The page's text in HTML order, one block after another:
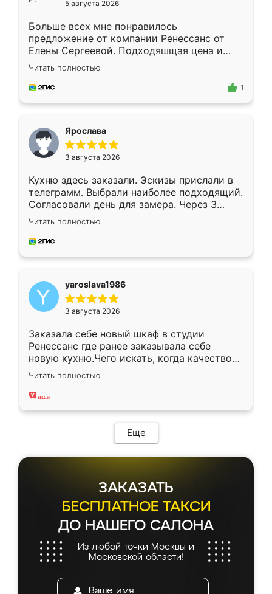
5 августа 2026
Больше всех мне понравилось
предложение от компании Ренессанс от
Елены Сергеевой. Подходяшщая цена и
короткие сроки изготовления. Приехавший
для замера сотрудник Владислав
предложил по моему эскизу самый
Читать полностью
1
Ярослава
3 августа 2026
Кухню здесь заказали. Эскизы прислали в
телеграмм. Выбрали наиболее подходящий.
Согласовали день для замера. Через 3
недели кухня была уже готова. Остались
довольны работой. Спасибо Ренессанс
мебель за качественную работу!
Читать полностью
yaroslava1986
3 августа 2026
Заказала себе новый шкаф в студии
Ренессанс где ранее заказывала себе
новую кухню.Чего искать, когда качеством
вполне довольна. Служит кухня уже почти
два года, нареканий нет.
Читать полностью
Еще
ЗАКАЗАТЬ
БЕСПЛАТНОЕ ТАКСИ
ДО НАШЕГО САЛОНА
Из любой точки Москвы и
Московской области!